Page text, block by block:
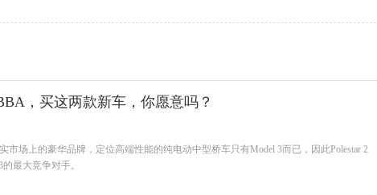
，买这两款新车，你愿意吗？
市场上的豪华品牌，定位高端性能的纯电动中型桥车只有Model 3而已，因此Polestar 2
最大竞争对手。